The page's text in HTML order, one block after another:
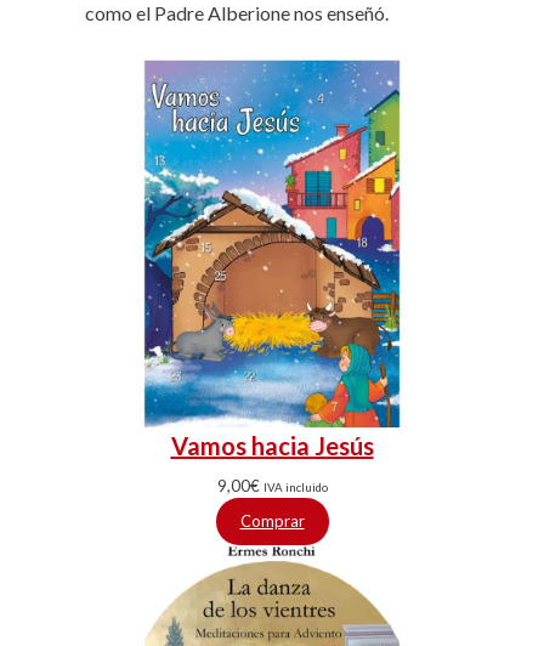
como el Padre Alberione nos enseñó.
Vamos hacia Jesús
9,00€ IVA incluido
Comprar